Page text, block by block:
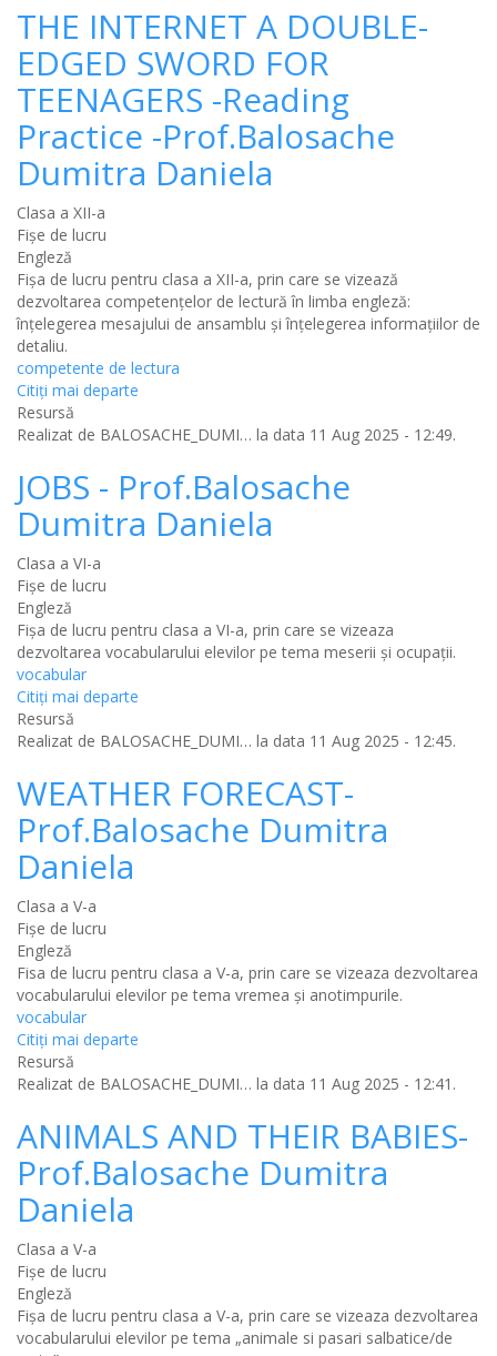
THE INTERNET A DOUBLE-
EDGED SWORD FOR
TEENAGERS -Reading
Practice -Prof.Balosache
Dumitra Daniela
Clasa a XII-a
Fișe de lucru
Engleză
Fișa de lucru pentru clasa a XII-a, prin care se vizează
dezvoltarea competențelor de lectură în limba engleză:
înțelegerea mesajului de ansamblu și înțelegerea informațiilor de
detaliu.
competente de lectura
Citiţi mai departe
Resursă
Realizat de BALOSACHE_DUMI… la data 11 Aug 2025 - 12:49.
JOBS - Prof.Balosache
Dumitra Daniela
Clasa a VI-a
Fișe de lucru
Engleză
Fișa de lucru pentru clasa a VI-a, prin care se vizeaza
dezvoltarea vocabularului elevilor pe tema meserii și ocupații.
vocabular
Citiţi mai departe
Resursă
Realizat de BALOSACHE_DUMI… la data 11 Aug 2025 - 12:45.
WEATHER FORECAST-
Prof.Balosache Dumitra
Daniela
Clasa a V-a
Fișe de lucru
Engleză
Fisa de lucru pentru clasa a V-a, prin care se vizeaza dezvoltarea
vocabularului elevilor pe tema vremea și anotimpurile.
vocabular
Citiţi mai departe
Resursă
Realizat de BALOSACHE_DUMI… la data 11 Aug 2025 - 12:41.
ANIMALS AND THEIR BABIES-
Prof.Balosache Dumitra
Daniela
Clasa a V-a
Fișe de lucru
Engleză
Fișa de lucru pentru clasa a V-a, prin care se vizeaza dezvoltarea
vocabularului elevilor pe tema „animale si pasari salbatice/de